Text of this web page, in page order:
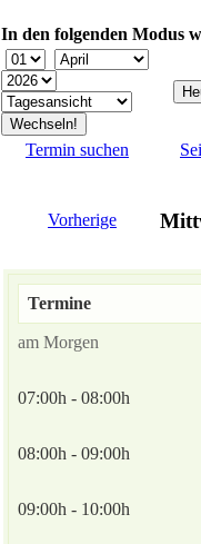
In den folgenden Modus
Termin suchen
Vorherige
Termine
am Morgen
07:00h - 08:00h
08:00h - 09:00h
09:00h - 10:00h